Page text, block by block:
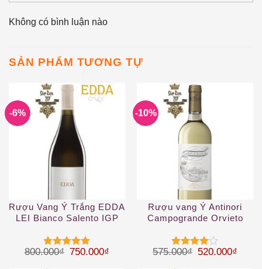
Không có bình luận nào
SẢN PHẨM TƯƠNG TỰ
-6%
Rượu Vang Ý Trắng EDDA
LEI Bianco Salento IGP
Được xếp
800.000₫ Giá gốc là: 800.000₫.
750.000₫ Giá hiện tại là: 750.000₫.
-10%
Rượu vang Ý Antinori
Campogrande Orvieto
Được
575.000₫ Giá gốc là:
520.000₫